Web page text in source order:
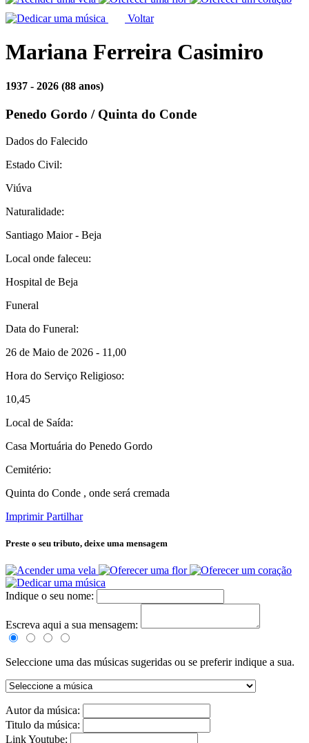
Voltar
Mariana Ferreira Casimiro
1937 - 2026 (88 anos)
Penedo Gordo / Quinta do Conde
Dados do Falecido
Estado Civil:
Viúva
Naturalidade:
Santiago Maior - Beja
Local onde faleceu:
Hospital de Beja
Funeral
Data do Funeral:
26 de Maio de 2026 - 11,00
Hora do Serviço Religioso:
10,45
Local de Saída:
Casa Mortuária do Penedo Gordo
Cemitério:
Quinta do Conde , onde será cremada
Imprimir Partilhar
Preste o seu tributo, deixe uma mensagem
Indique o seu nome:
Escreva aqui a sua mensagem:
Seleccione uma das músicas sugeridas ou se preferir indique a sua.
Autor da música:
Titulo da música:
Link Youtube: